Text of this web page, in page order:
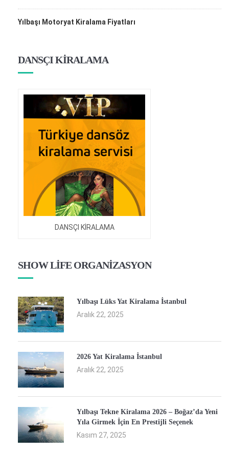
Yılbaşı Motoryat Kiralama Fiyatları
DANSÇI KİRALAMA
DANSÇI KİRALAMA
SHOW LİFE ORGANİZASYON
Yılbaşı Lüks Yat Kiralama İstanbul
Aralık 22, 2025
2026 Yat Kiralama İstanbul
Aralık 22, 2025
Yılbaşı Tekne Kiralama 2026 – Boğaz’da Yeni
Yıla Girmek İçin En Prestijli Seçenek
Kasım 27, 2025